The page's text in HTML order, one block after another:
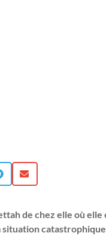
de chez elle où
situation